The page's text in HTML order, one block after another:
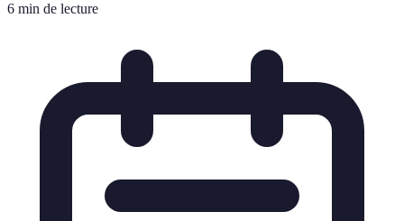
6 min de lecture